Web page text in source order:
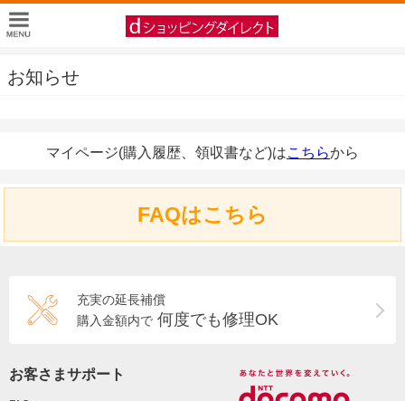
お知らせ
マイページ(購入履歴、領収書など)はこちらから
FAQはこちら
充実の延長補償
購入金額内で 何度でも修理OK
お客さまサポート